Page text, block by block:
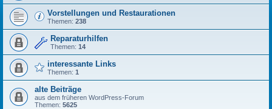
Vorstellungen und Restaurationen
Themen: 238
Reparaturhilfen
Themen: 14
interessante Links
Themen: 1
alte Beiträge
aus dem früheren WordPress-Forum
Themen: 5625